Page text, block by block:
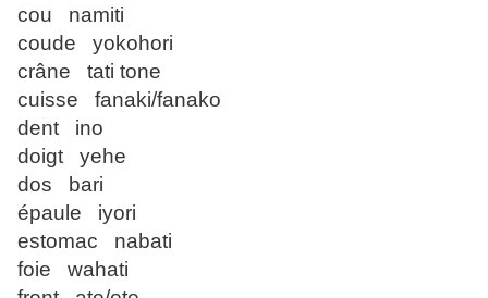
cou namiti
coude yokohori
crâne tati tone
cuisse fanaki/fanako
dent ino
doigt yehe
dos bari
épaule iyori
estomac nabati
foie wahati